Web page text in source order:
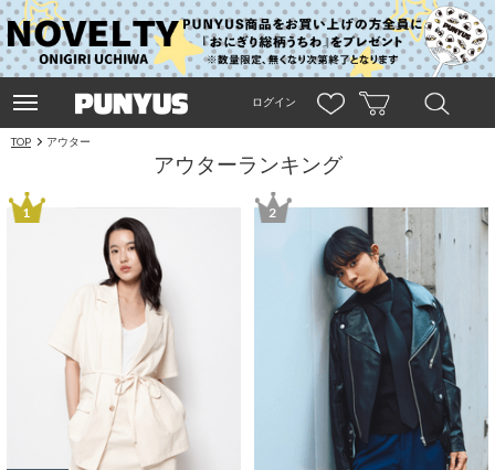
ログイン
TOP アウター
アウターランキング
1 2